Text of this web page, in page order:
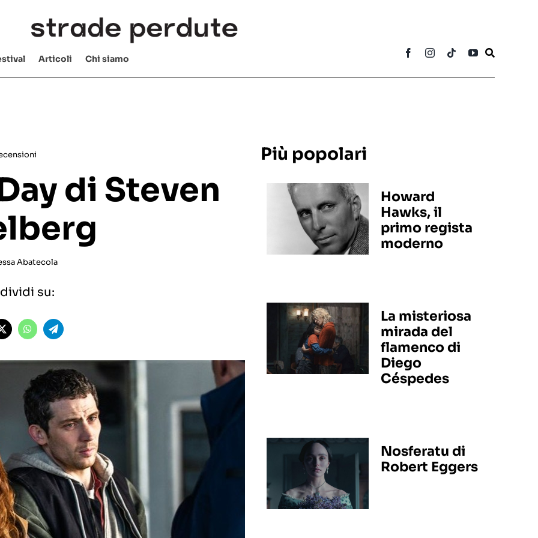
Articoli Chi siamo
di Steven
Abatecola
su:
Più popolari
Howard
Hawks, il
primo regista
moderno
La misteriosa
mirada del
flamenco di
Diego
Céspedes
Nosferatu di
Robert Eggers